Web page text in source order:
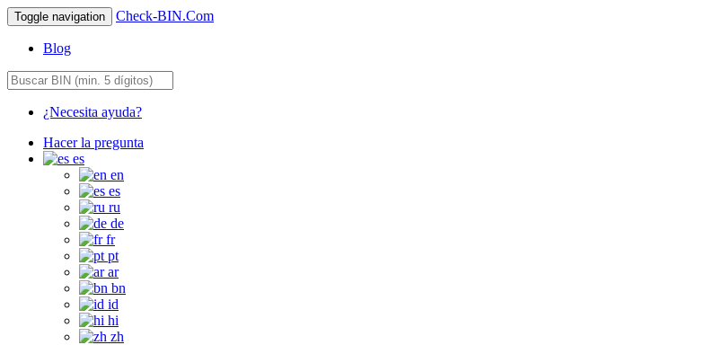
Toggle navigation Check-BIN.Com
Blog
¿Necesita ayuda?
Hacer la pregunta
es
en
es
ru
de
fr
pt
ar
bn
id
hi
zh